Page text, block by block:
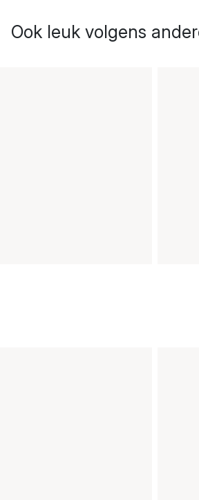
Ook leuk volgens